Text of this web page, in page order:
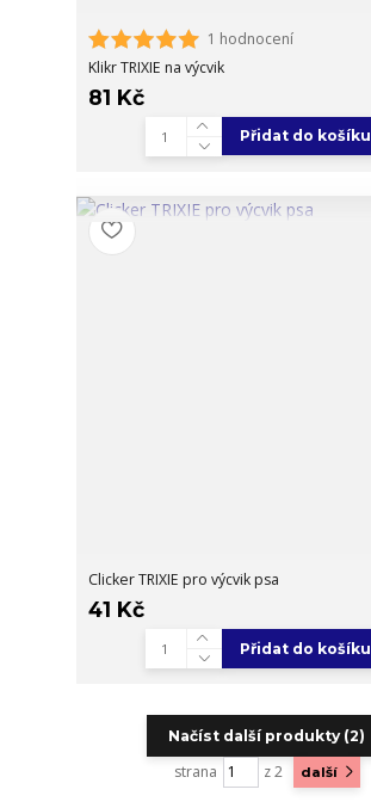
1 hodnocení
Klikr TRIXIE na výcvik
81 Kč
Přidat do košíku
Clicker TRIXIE pro výcvik psa
41 Kč
Přidat do košíku
Načíst další produkty (2)
strana z 2 další